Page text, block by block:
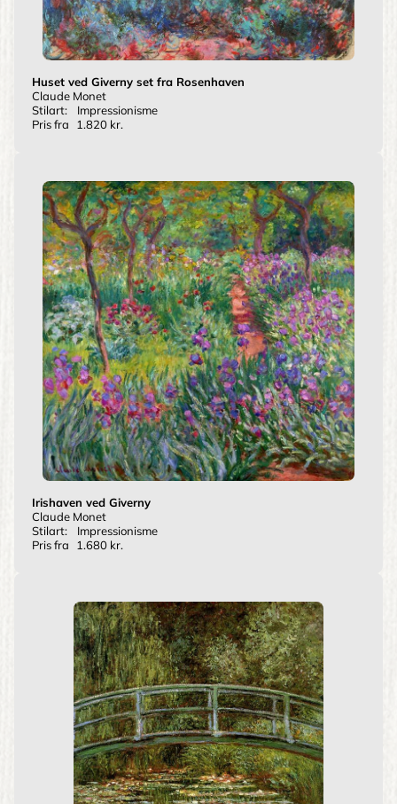
Huset ved Giverny set fra Rosenhaven
Claude Monet
Stilart:
Impressionisme
Pris fra
1.820 kr.
Irishaven ved Giverny
Claude Monet
Stilart:
Impressionisme
Pris fra
1.680 kr.